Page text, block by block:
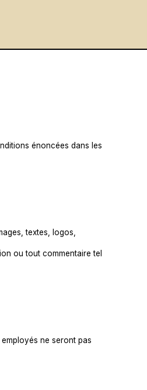
énoncées dans les
textes, logos,
ou tout commentaire tel
ne seront pas